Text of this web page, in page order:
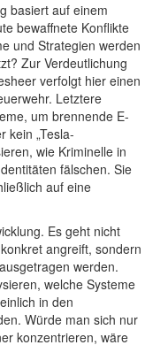
basiert auf einem
bewaffnete Konflikte
und Strategien werden
Zur Verdeutlichung
verfolgt hier einen
Letztere
um brennende E-
kein „Tesla-
wie Kriminelle in
fälschen. Sie
auf eine
Es geht nicht
angreift, sondern
werden.
welche Systeme
in den
Würde man sich nur
konzentrieren, wäre